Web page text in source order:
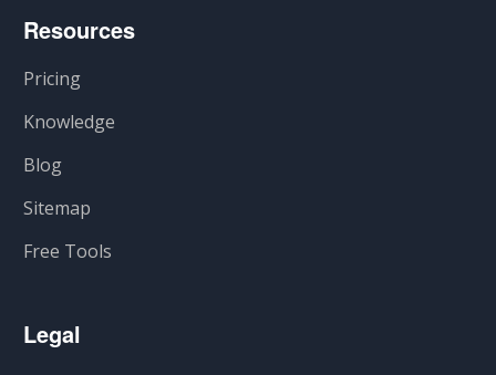
Resources
Pricing
Knowledge
Blog
Sitemap
Free Tools
Legal